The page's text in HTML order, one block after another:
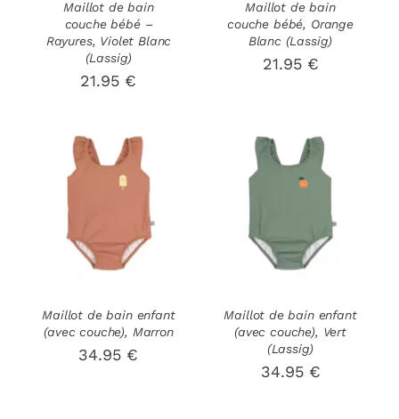
OPTIONS
PEUVENT
ÊTRE
CHOISIES
SUR
DU
PRODUIT
Maillot de bain
couche bébé –
Rayures, Violet Blanc
(Lassig)
21.95 €
OPTIONS
PEUVENT
ÊTRE
CHOISIES
DU
PRODUIT
Maillot de bain
couche bébé, Orange
Blanc (Lassig)
21.95 €
CHOIX DES
OPTIONS
PRODUIT
A
PLUSIEURS
OPTIONS
PEUVENT
ÊTRE
Maillot de bain enfant
(avec couche), Marron
34.95 €
CHOIX DES
PRODUIT
A
PLUSIEURS
OPTIONS
PEUVENT
ÊTRE
CHOISIES
Maillot de bain enfant
(avec couche), Vert
(Lassig)
34.95 €